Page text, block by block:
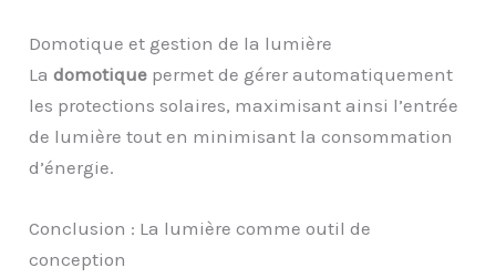
Domotique et gestion de la lumière
Ladomotique permet de gérer automatiquement
les protections solaires, maximisant ainsi l’entrée
de lumière tout en minimisant la consommation
d’énergie.
Conclusion : La lumière comme outil de
conception